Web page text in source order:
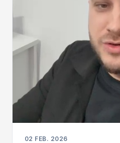
02 FEB. 2026